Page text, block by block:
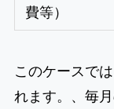
費等）
このケースで
れます。、毎